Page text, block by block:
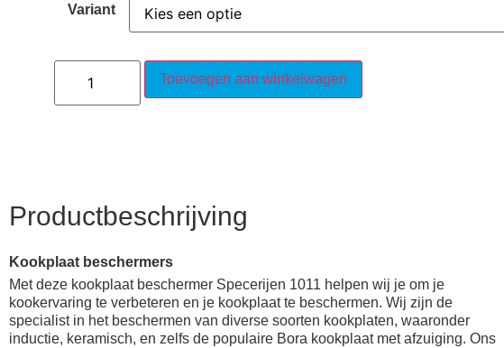
Variant
Toevoegen aan winkelwagen
Productbeschrijving
Kookplaat beschermers
Met deze kookplaat beschermer Specerijen 1011 helpen wij je om je
kookervaring te verbeteren en je kookplaat te beschermen. Wij zijn de
specialist in het beschermen van diverse soorten kookplaten, waaronder
inductie, keramisch, en zelfs de populaire Bora kookplaat met afzuiging. Ons